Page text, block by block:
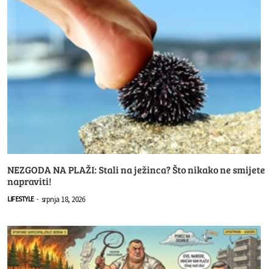
NEZGODA NA PLAŽI: Stali na ježinca? Što nikako ne smijete
napraviti!
LIFESTYLE - srpnja 18, 2026